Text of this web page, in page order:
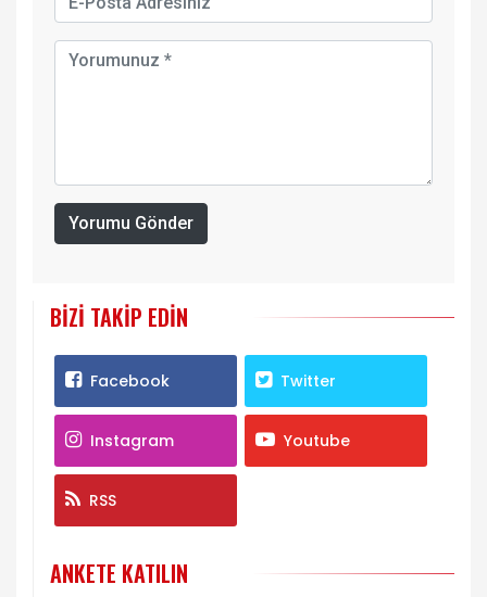
Yorumu Gönder
BIZI TAKIP EDIN
Facebook Twitter
Instagram Youtube
RSS
ANKETE KATILIN